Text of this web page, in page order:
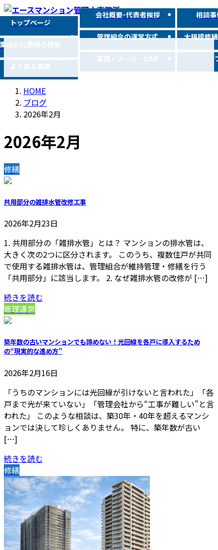
コ
テ
ン
ツ
へ
ス
ナ
ゲ
ー
シ
ョ
ン
トップページ
業務委託費用の目安
よくある質問
会社概要･代表者挨拶
管理組合の運営方式
電話・メール・LINE
相談
大規模修
ブログ
HOME
ブログ
2026年2月
2026年2月
修繕
共用部分の雑排水管改修工事
2026年2月23日
1. 共用部分の「雑排水管」とは？ マンションの排水管は、
大きく次の2つに区分されます。 このうち、複数住戸が共同
で使用する雑排水管は、管理組合が維持管理・修繕を行う
「共用部分」に該当します。 2. なぜ雑排水管の改修が […]
続きを読む
管理運営
築年数の古いマンションでも諦めない！光回線を各戸に導入するため
の“現実的な進め方”
2026年2月16日
「うちのマンションには光回線が引けないと言われた」「各
戸まで光が来ていない」「管理会社から“工事が難しい”と言
われた」 このような相談は、築30年・40年を超えるマンシ
ョンでは決して珍しくありません。 特に、築年数が古い
[…]
続きを読む
修繕